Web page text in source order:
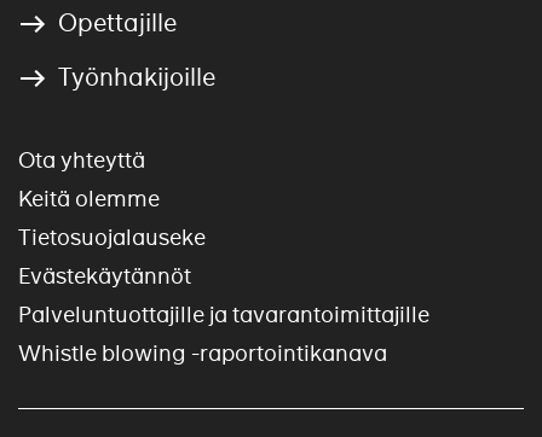
Opettajille
Työnhakijoille
Ota yhteyttä
Keitä olemme
Tietosuojalauseke
Evästekäytännöt
Palveluntuottajille ja tavarantoimittajille
Whistle blowing -raportointikanava